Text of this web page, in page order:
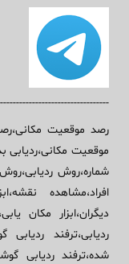
رصد موقعیت
موقعیت مکانی،ردیابی
شماره،روش
افراد،مشاهده
دیگران،ابزار مکان
ردیابی،ترفند
شده،ترفند ردیابی